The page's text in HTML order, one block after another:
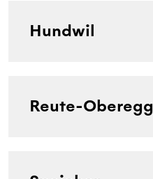
Hundwil
Reute-Oberegg